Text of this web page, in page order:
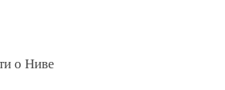
о Ниве